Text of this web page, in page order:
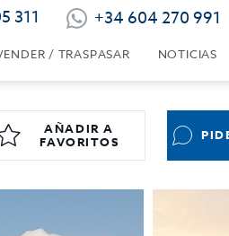
311 +34 604 270 991
/ TRASPASAR NOTICIAS
AÑADIR A
FAVORITOS